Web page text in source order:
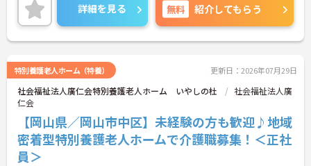
詳細を見る 無料 紹介してもらう
特別養護老人ホーム（特養） 更新日：2026年07月29日
社会福祉法人廣仁会特別養護老人ホーム いやしの杜
社会福祉法人廣
仁会
【岡山県／岡山市中区】未経験の方も歓迎♪地域
密着型特別養護老人ホームで介護職募集！＜正社
員＞